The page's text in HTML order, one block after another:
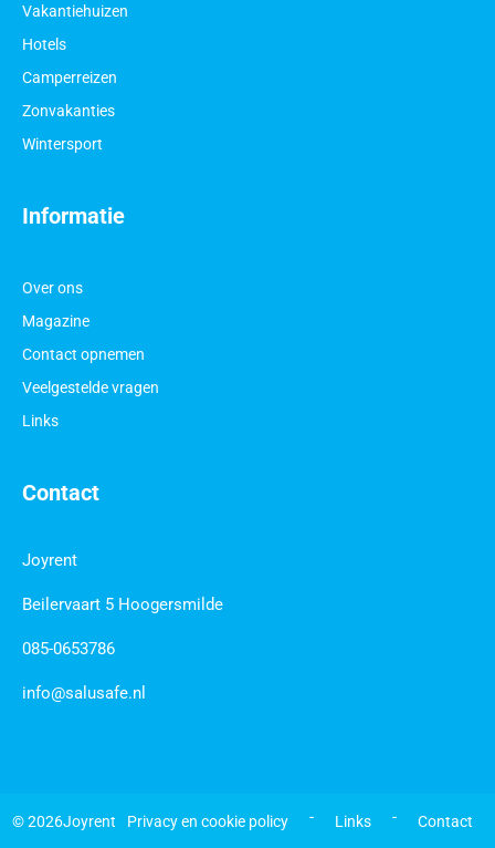
Contact
Joyrent
Beilervaart 5 Hoogersmilde
085-0653786
info@salusafe.nl
Informatie
Over ons
Magazine
Contact opnemen
Veelgestelde vragen
Links
Vakantiehuizen
Hotels
Camperreizen
Zonvakanties
Wintersport
© 2026Joyrent Privacy en cookie policy - Links - Contact